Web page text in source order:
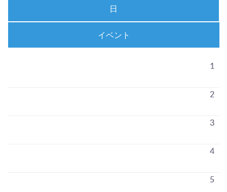
日
イベント
1
2
3
4
5